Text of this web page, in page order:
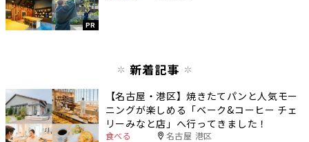
PR
新着記事
【名古屋・港区】焼きたてパンと人気モー
ニングが楽しめる「ベーク&コーヒー チェ
リーみなと店」へ行ってきました！
食べる 名古屋 港区